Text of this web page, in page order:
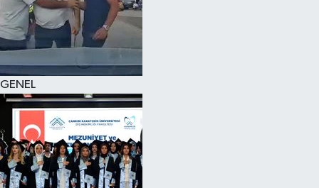
GENEL
KÜLTÜR SANAT
SAĞLIK
SİYASET
SPOR